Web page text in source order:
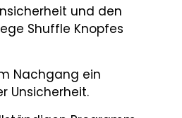
und den
Shuffle Knopfes
Nachgang ein
Unsicherheit.